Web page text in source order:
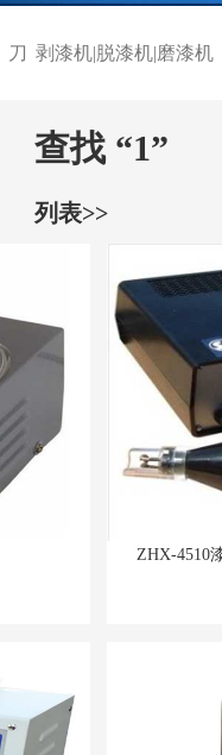
刀 剥漆机|脱漆机|磨漆机
查找 “1”
列表>>
ZHX-4510